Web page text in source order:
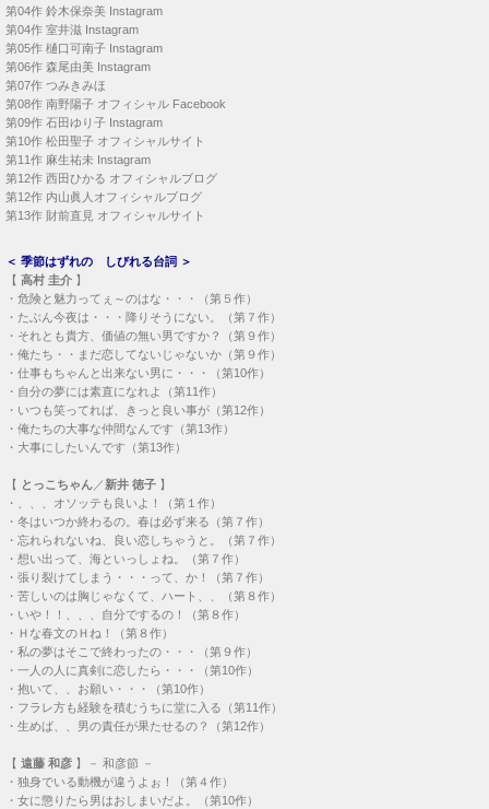
第04作 鈴木保奈美 Instagram
第04作 室井滋 Instagram
第05作 樋口可南子 Instagram
第06作 森尾由美 Instagram
第07作 つみきみほ
第08作 南野陽子 オフィシャル Facebook
第09作 石田ゆり子 Instagram
第10作 松田聖子 オフィシャルサイト
第11作 麻生祐未 Instagram
第12作 西田ひかる オフィシャルブログ
第12作 内山眞人オフィシャルブログ
第13作 財前直見 オフィシャルサイト
＜ 季節はずれの しびれる台詞 ＞
【 高村 圭介 】
・ 危険と魅力ってぇ～のはな・・・（第５作）
・ たぶん今夜は・・・降りそうにない。（第７作）
・ それとも貴方、価値の無い男ですか？（第９作）
・ 俺たち・・まだ恋してないじゃないか（第９作）
・ 仕事もちゃんと出来ない男に・・・（第10作）
・ 自分の夢には素直になれよ（第11作）
・ いつも笑ってれば、きっと良い事が（第12作）
・ 俺たちの大事な仲間なんです（第13作）
・ 大事にしたいんです（第13作）
【 とっこちゃん ／新井 徳子 】
・
、、、オソッテも良いよ！（第１作）
・ 冬はいつか終わるの。春は必ず来る（第７作）
・ 忘れられないね、良い恋しちゃうと。（第７作）
・ 想い出って、海といっしょね。（第７作）
・ 張り裂けてしまう・・・って、か！（第７作）
・ 苦しいのは胸じゃなくて、ハート、、（第８作）
・ いや！！、、、自分でするの！（第８作）
・ Ｈな春文のＨね！（第８作）
・ 私の夢はそこで終わったの・・・（第９作）
・ 一人の人に真剣に恋したら・・・（第10作）
・ 抱いて、、お願い・・・（第10作）
・ フラレ方も経験を積むうちに堂に入る（第11作）
・ 生めば、、男の責任が果たせるの？（第12作）
【 遠藤 和彦 】－ 和彦節 －
・ 独身でいる動機が違うよぉ！（第４作）
・ 女に懲りたら男はおしまいだよ。（第10作）